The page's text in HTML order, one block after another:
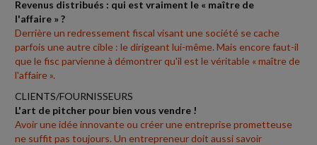
Revenus distribués : qui est vraiment le « maître de
l'affaire » ?
Derrière un redressement fiscal visant une société se cache
parfois une autre cible : le dirigeant lui-même. Mais encore faut-il
que le fisc parvienne à démontrer qu'il est le véritable « maître de
l'affaire ».
CLIENTS/FOURNISSEURS
L'art de pitcher pour bien vous vendre !
Avoir une idée innovante ou créer une entreprise prometteuse
ne suffit pas toujours. Un entrepreneur doit aussi savoir